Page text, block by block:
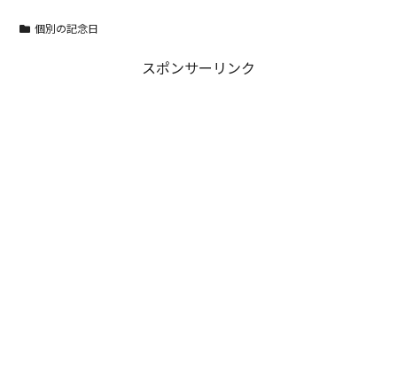
個別の記念日
スポンサーリンク